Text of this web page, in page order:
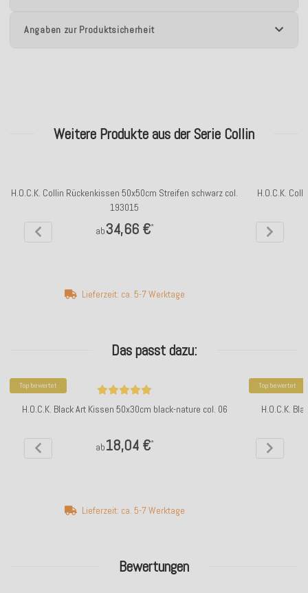
Angaben zur Produktsicherheit
Bewertungen
Weitere Produkte aus der Serie Collin
H.O.C.K. Collin Rückenkissen 50x50cm Streifen schwarz col.
193015
ab34,66 €*
Lieferzeit: ca. 5-7 Werktage
H.O.C.K.
Das passt dazu:
Top bewertet
H.O.C.K. Black Art Kissen 50x30cm black-nature col. 06
ab18,04 €*
Lieferzeit: ca. 5-7 Werktage
Top bewertet
H.O.C.K.